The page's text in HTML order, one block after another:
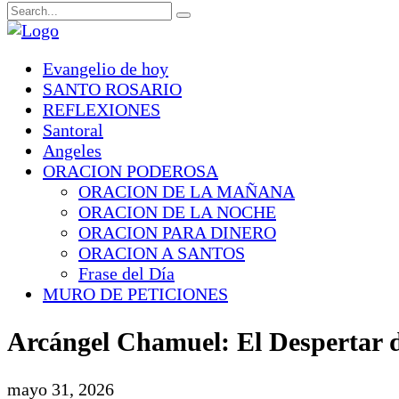
Evangelio de hoy
SANTO ROSARIO
REFLEXIONES
Santoral
Angeles
ORACION PODEROSA
ORACION DE LA MAÑANA
ORACION DE LA NOCHE
ORACION PARA DINERO
ORACION A SANTOS
Frase del Día
MURO DE PETICIONES
Arcángel Chamuel: El Despertar
mayo 31, 2026